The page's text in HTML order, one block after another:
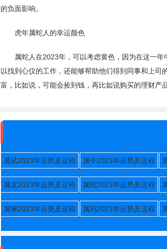
的负面影响。
虎年属蛇人的幸运颜色
属蛇人在2023年，可以考虑黄色，因为在这一年
以找到心仪的工作，还能够帮助他们得到同事和上
富，比如说，可能会捡到钱，再比如说购买的理财产
属鼠2023年运势及运程 属牛2023年运势及运程
属龙2023年运势及运程 属蛇2023年运势及运程
属猴2023年运势及运程 属鸡2023年运势及运程